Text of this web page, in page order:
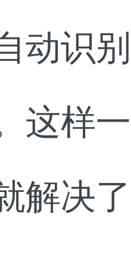
动识
这样
解决